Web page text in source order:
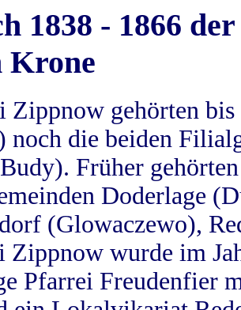
1838 - 1866
Krone
Zippnow gehörten
noch die beiden
Früher
Doderlage
(Glowaczewo),
Zippnow wurde im
Pfarrei Freudenfier